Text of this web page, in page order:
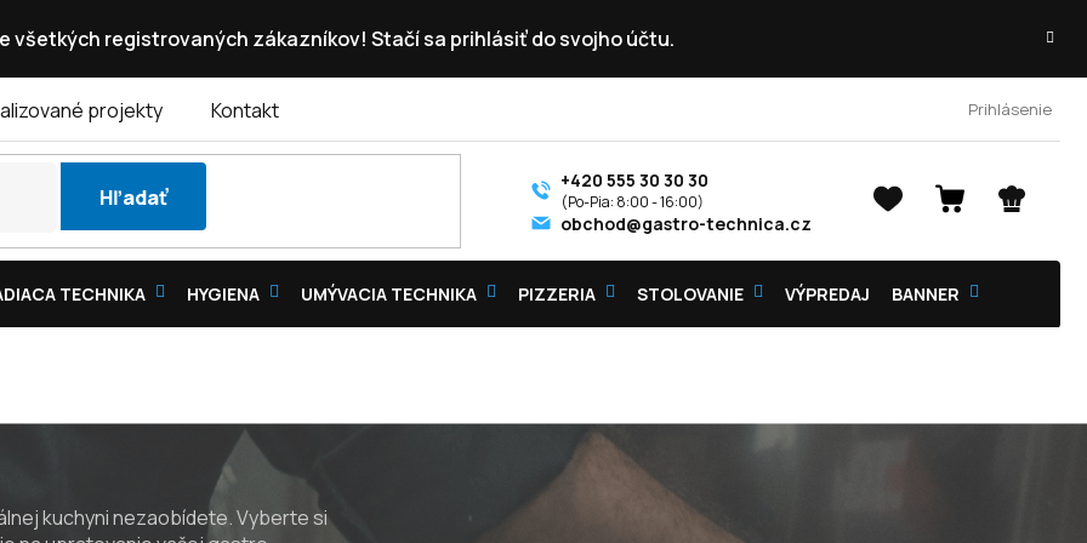
všetkých registrovaných zákazníkov! Stačí sa prihlásiť do svojho účtu.
projekty Kontakt Prihlásenie
Hľadať
NÁKUPNÝ
+420 555 30 30 30
obchod@gastro-technica.cz
TECHNIKA HYGIENA UMÝVACIA TECHNIKA PIZZERIA STOLOVANIE VÝPREDAJ BANNER
kuchyni nezaobídete. Vyberte si